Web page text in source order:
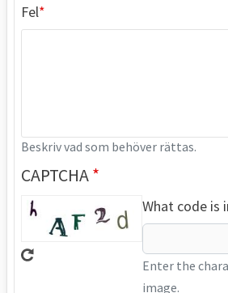
Fel
Beskriv vad som behöver rättas.
CAPTCHA
What code is
Enter the
image.